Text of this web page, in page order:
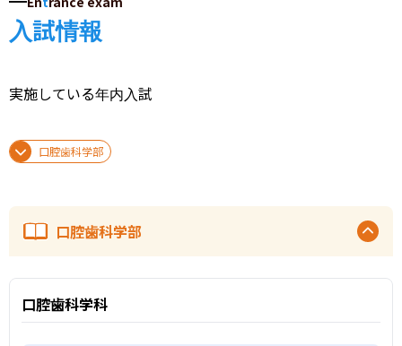
入試情報
実施している年内入試
口腔歯科学部
口腔歯科学部
口腔歯科学科